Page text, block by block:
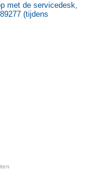
met de servicedesk,
(tijdens